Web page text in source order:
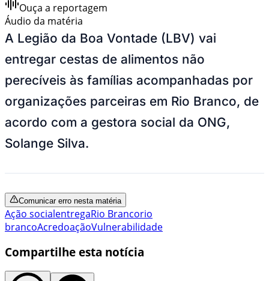
Ouça a reportagem
Áudio da matéria
A Legião da Boa Vontade (LBV) vai
entregar cestas de alimentos não
perecíveis às famílias acompanhadas por
organizações parceiras em Rio Branco, de
acordo com a gestora social da ONG,
Solange Silva.
Comunicar erro nesta matéria
Ação socialentregaRio Brancorio
brancoAcredoaçãoVulnerabilidade
Compartilhe esta notícia